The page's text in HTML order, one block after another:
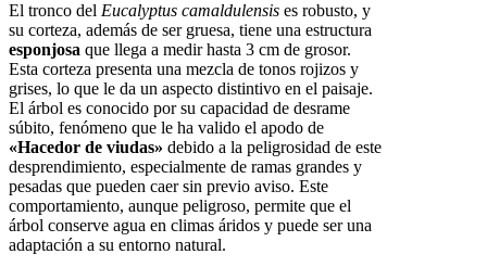
El tronco del Eucalyptus camaldulensis es robusto, y
su corteza, además de ser gruesa, tiene una estructura
esponjosa que llega a medir hasta 3 cm de grosor.
Esta corteza presenta una mezcla de tonos rojizos y
grises, lo que le da un aspecto distintivo en el paisaje.
El árbol es conocido por su capacidad de desrame
súbito, fenómeno que le ha valido el apodo de
«Hacedor de viudas» debido a la peligrosidad de este
desprendimiento, especialmente de ramas grandes y
pesadas que pueden caer sin previo aviso. Este
comportamiento, aunque peligroso, permite que el
árbol conserve agua en climas áridos y puede ser una
adaptación a su entorno natural.